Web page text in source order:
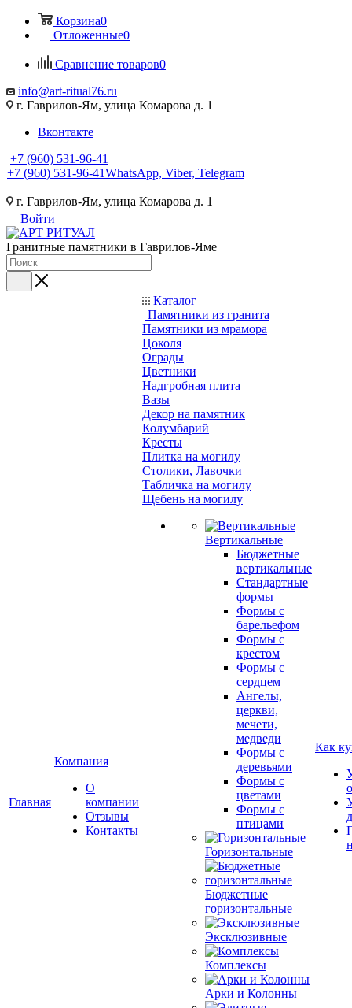
Корзина0
Отложенные0
Сравнение товаров0
info@art-ritual76.ru
г. Гаврилов-Ям, улица Комарова д. 1
Вконтакте
+7 (960) 531-96-41
+7 (960) 531-96-41WhatsApp, Viber, Telegram
г. Гаврилов-Ям, улица Комарова д. 1
Войти
Гранитные памятники в Гаврилов-Яме
Главная
Компания
О
компании
Отзывы
Контакты
Каталог
Памятники из гранита
Памятники из мрамора
Цоколя
Ограды
Цветники
Надгробная плита
Вазы
Декор на памятник
Колумбарий
Кресты
Плитка на могилу
Столики, Лавочки
Табличка на могилу
Щебень на могилу
Вертикальные
Бюджетные
вертикальные
Стандартные
формы
Формы с
барельефом
Формы с
крестом
Формы с
сердцем
Ангелы,
церкви,
мечети,
медведи
Формы с
деревьями
Формы с
цветами
Формы с
птицами
Горизонтальные
Бюджетные
горизонтальные
Эксклюзивные
Комплексы
Арки и Колонны
Как